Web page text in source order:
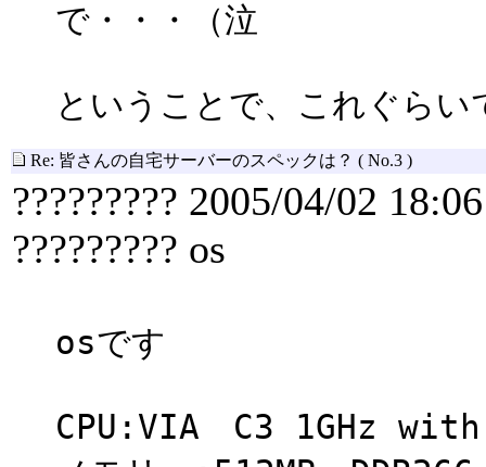
で・・・（泣
ということで、これぐら
Re: 皆さんの自宅サーバーのスペックは？ ( No.3 )
????????? 2005/04/02 18:06
????????? os
osです
CPU:VIA C3 1GHz